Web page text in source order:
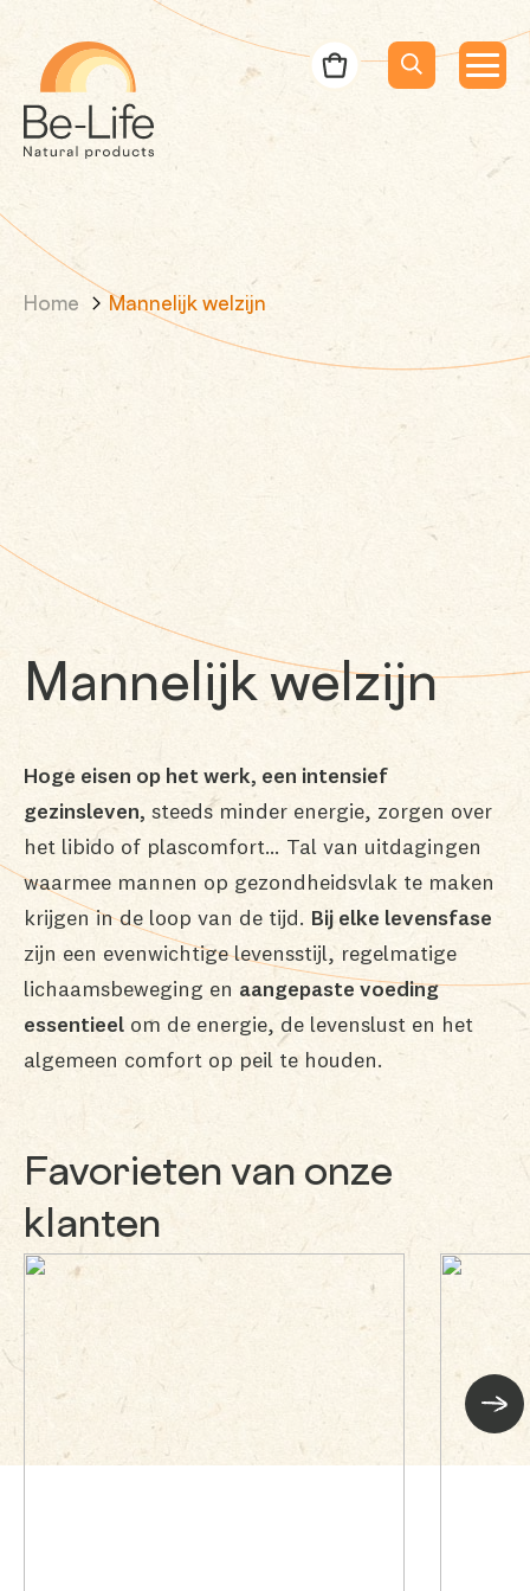
Menu
Menu
Zoekopdracht
Bestelbon
Home Mannelijk welzijn
Mannelijk welzijn
Hoge eisen op het werk, een intensief
gezinsleven, steeds minder energie, zorgen over
het libido of plascomfort… Tal van uitdagingen
waarmee mannen op gezondheidsvlak te maken
krijgen in de loop van de tijd. Bij elke levensfase
zijn een evenwichtige levensstijl, regelmatige
lichaamsbeweging en aangepaste voeding
essentieel om de energie, de levenslust en het
algemeen comfort op peil te houden.
Favorieten van onze
klanten